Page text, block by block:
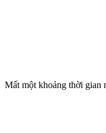
Mất một khoảng thời gian